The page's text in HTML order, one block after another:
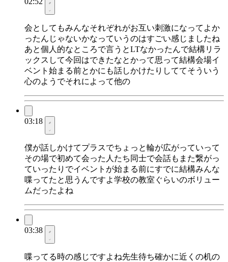
会としてもみんなそれぞれがお互い刺激になってよか
ったんじゃないかなっていうのはすごい感じましたね
あと個人的なところで言うとLTなかったんで結構リラ
ックスして今回はできたなとかって思って結構会場イ
ベント始まる前とかにも話しかけたりしててそういう
心のようでそれによって他の
03:18
僕が話しかけてプラスでちょっと輪が広がっていって
その場で初めて会った人たち同士で会話もまた繋がっ
ていったりでイベントが始まる前にすでに結構みんな
喋ってたと思うんですよ学校の教室ぐらいのボリュー
ムだったよね
03:38
喋ってる時の感じですよね先生待ち確かに近くの机の